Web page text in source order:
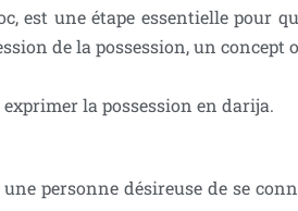
est une étape essentielle pour
de la possession, un
la possession en darija.
personne désireuse de se